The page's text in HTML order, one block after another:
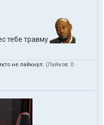
тебе травму
не лайкнул. (Лайков: 0 ·